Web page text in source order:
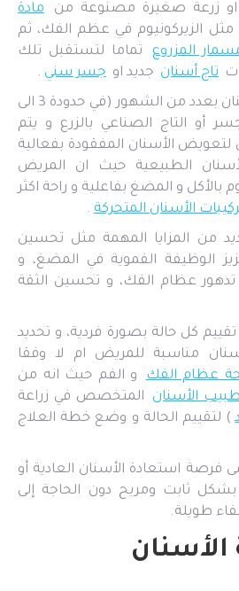
او زرعة صغيرة مصنوعة من
مادة
مثل الزيركونيوم في عظم الفك، ثم
المزروع
تماما لتستقبل تلك
تاج أسنان جديد او جسر سني .
حيث انه بعد زراعة الأسنان بعدد من الشهور (في حدودة 3 الى
أو التاج الصناعي بالزرع و يتم
لتعويض الأسنان المفقودة بفعالية
الطبيعية حيث ان المريض
بالأكل و المضغ بفاعلية و راحة اكثر
الأسنان المتحركة .
من المزايا المهمة مثل تحسين
الوظيفة الفموية في المضغ، و
عظام الفك، و تحسين الثقة
كل حالة بصورة فردية، و تحديد
مناسبة للمريض ام لا وفقا
عظام الفك
و الفم حيث انه من
الأسنان
المتخصص في زراعة
) لتقييم الحالة و وضع خطة العلاج
فرصة استعادة الأسنان العادية أو
بشكل ثابت ومريح دون الحاجة إلى
طويلة.
الأسنان